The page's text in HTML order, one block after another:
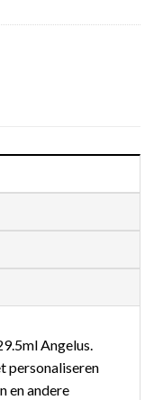
Angelus.
personaliseren
en andere